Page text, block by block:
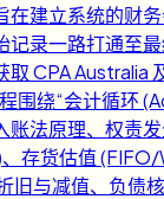
在建立系统的财
记录一路打通至
CPA Australia
围绕“会计循环
账法原理、权责
存货估值
旧与减值、负债